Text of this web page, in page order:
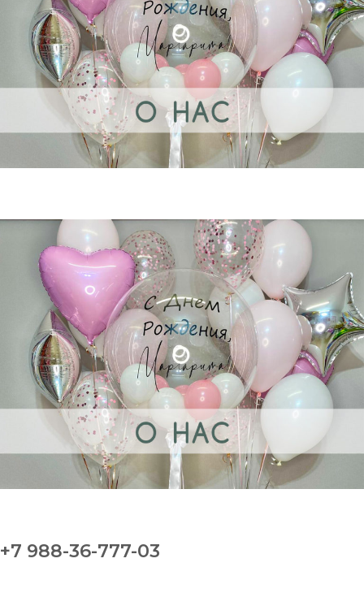
+7 988-36-777-03